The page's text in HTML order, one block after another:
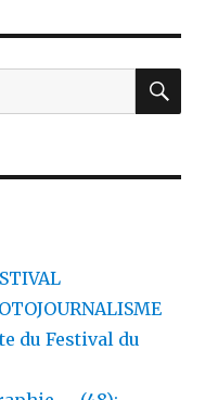
du Festival du